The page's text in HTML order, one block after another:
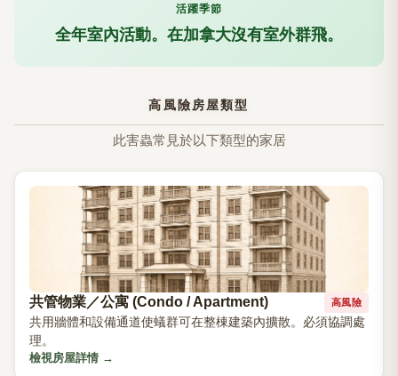
活躍季節
全年室內活動。在加拿大沒有室外群飛。
高風險房屋類型
此害蟲常見於以下類型的家居
共管物業／公寓 (Condo / Apartment) 高風險
共用牆體和設備通道使蟻群可在整棟建築內擴散。必須協調處
理。
檢視房屋詳情 →